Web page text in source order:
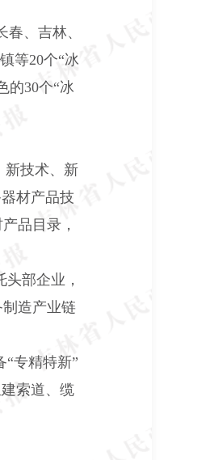
、吉林、
等20个“冰
的30个“冰
技术、新
材产品技
品目录，
部企业，
造产业链
专精特新”
索道、缆